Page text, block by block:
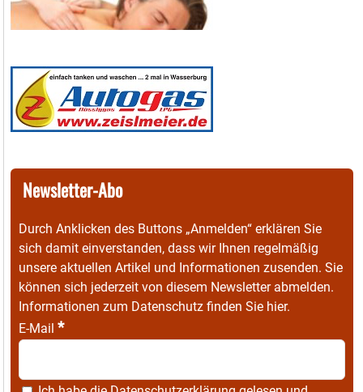
Newsletter-Abo
Durch Anklicken des Buttons „Anmelden“ erklären Sie
sich damit einverstanden, dass wir Ihnen regelmäßig
unsere aktuellen Artikel und Informationen zusenden. Sie
können sich jederzeit von diesem Newsletter abmelden.
Informationen zum Datenschutz finden Sie hier.
E-Mail *